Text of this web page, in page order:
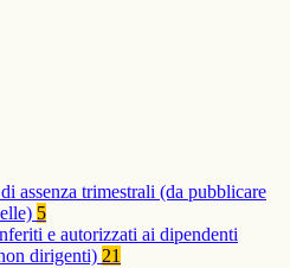
assenza trimestrali (da pubblicare
5
e autorizzati ai dipendenti
dirigenti) 21